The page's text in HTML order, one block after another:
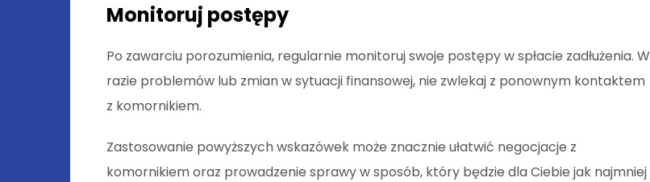
Monitoruj postępy
Po zawarciu porozumienia, regularnie monitoruj swoje postępy w spłacie zadłużenia. W
razie problemów lub zmian w sytuacji finansowej, nie zwlekaj z ponownym kontaktem
z komornikiem.
Zastosowanie powyższych wskazówek może znacznie ułatwić negocjacje z
komornikiem oraz prowadzenie sprawy w sposób, który będzie dla Ciebie jak najmniej